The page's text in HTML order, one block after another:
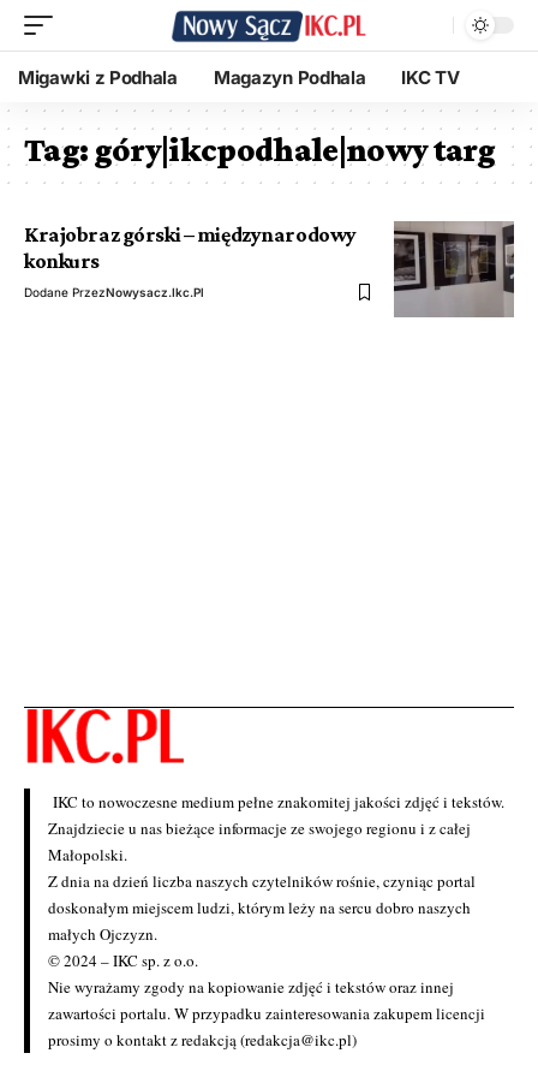
Migawki z Podhala Magazyn Podhala IKC TV
Tag: góry|ikcpodhale|nowy targ
Krajobraz górski – międzynarodowy
konkurs
Dodane PrzezNowysacz.ikc.pl
IKC to nowoczesne medium pełne znakomitej jakości zdjęć i tekstów.
Znajdziecie u nas bieżące informacje ze swojego regionu i z całej
Małopolski.
Z dnia na dzień liczba naszych czytelników rośnie, czyniąc portal
doskonałym miejscem ludzi, którym leży na sercu dobro naszych
małych Ojczyzn.
© 2024 – IKC sp. z o.o.
Nie wyrażamy zgody na kopiowanie zdjęć i tekstów oraz innej
zawartości portalu. W przypadku zainteresowania zakupem licencji
prosimy o kontakt z redakcją (redakcja@ikc.pl)